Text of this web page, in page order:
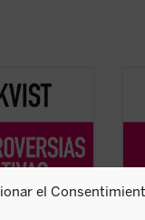
el
Inger Enkvist
más
de la
...(ver ficha)